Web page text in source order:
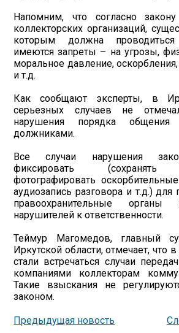
Напомним, что согласно
коллекторских организаций,
которым должна
имеются запреты – на угрозы,
моральное давление,
и т.д.
Как сообщают эксперты, в
серьезных случаев не
нарушения порядка общения
должниками.
Все случаи нарушения
фиксировать (сохранять
фотографировать
аудиозапись разговора и т.д.) для
правоохранительные
нарушителей к ответственности.
Теймур Магомедов, главный
Иркутской области, отмечает, что
стали встречаться случаи
компаниями коллекторам
Такие взыскания не
законом.
Предыдущая новость